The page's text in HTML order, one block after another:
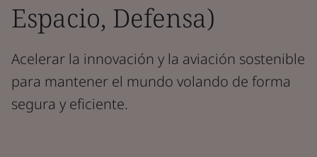
Espacio, Defensa)
Acelerar la innovación y la aviación sostenible
para mantener el mundo volando de forma
segura y eficiente.